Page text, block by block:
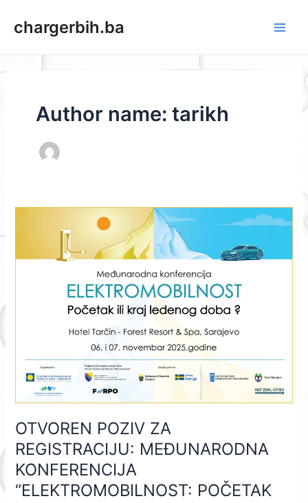
chargerbih.ba
Author name: tarikh
OTVOREN POZIV ZA
REGISTRACIJU: MEĐUNARODNA
KONFERENCIJA
“ELEKTROMOBILNOST: POČETAK
REGISTRACIJU:
KONFERENCIJA
“ELEKTROMOBILNOST:
KRAJ
LEDENOG
DOBA?”,
2025.